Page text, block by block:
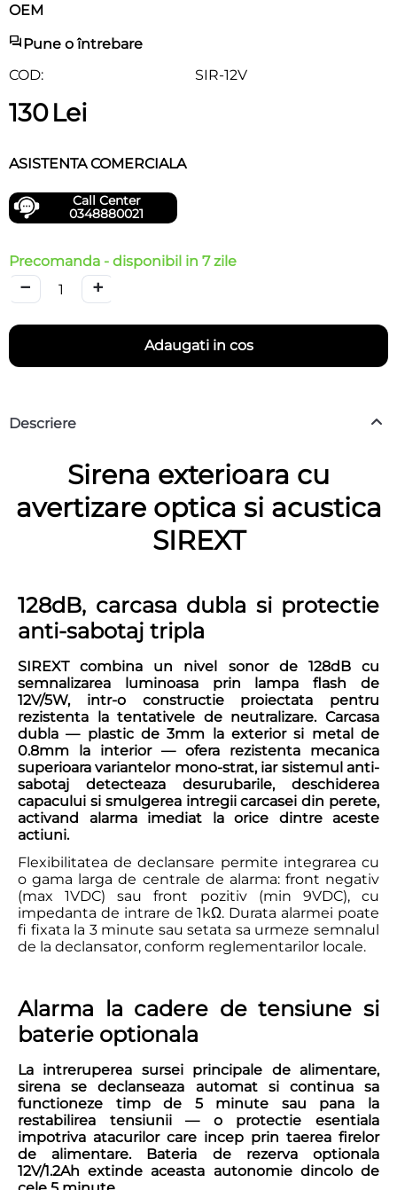
OEM
Pune o întrebare
COD:
SIR-12V
130Lei
ASISTENTA COMERCIALA
Call Center
0348880021
Precomanda - disponibil in 7 zile
+
−
Adaugati in cos
Descriere
Sirena exterioara cu
avertizare optica si acustica
SIREXT
128dB, carcasa dubla si protectie
anti-sabotaj tripla
SIREXT combina un nivel sonor de 128dB cu
semnalizarea luminoasa prin lampa flash de
12V/5W, intr-o constructie proiectata pentru
rezistenta la tentativele de neutralizare. Carcasa
dubla — plastic de 3mm la exterior si metal de
0.8mm la interior — ofera rezistenta mecanica
superioara variantelor mono-strat, iar sistemul anti-
sabotaj detecteaza desurubarile, deschiderea
capacului si smulgerea intregii carcasei din perete,
activand alarma imediat la orice dintre aceste
actiuni.
Flexibilitatea de declansare permite integrarea cu
o gama larga de centrale de alarma: front negativ
(max 1VDC) sau front pozitiv (min 9VDC), cu
impedanta de intrare de 1kΩ. Durata alarmei poate
fi fixata la 3 minute sau setata sa urmeze semnalul
de la declansator, conform reglementarilor locale.
Alarma la cadere de tensiune si
baterie optionala
La intreruperea sursei principale de alimentare,
sirena se declanseaza automat si continua sa
functioneze timp de 5 minute sau pana la
restabilirea tensiunii — o protectie esentiala
impotriva atacurilor care incep prin taerea firelor
de alimentare. Bateria de rezerva optionala
12V/1.2Ah extinde aceasta autonomie dincolo de